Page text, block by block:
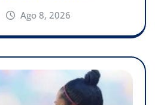
Ago 8, 2026